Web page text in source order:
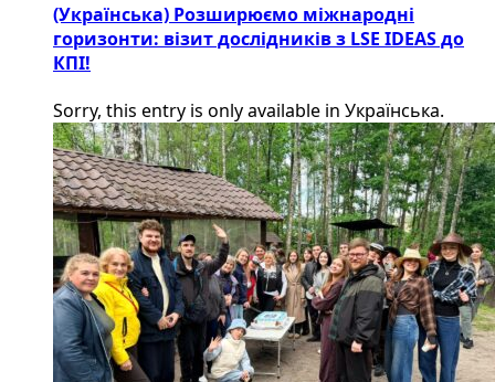
(Українська) Розширюємо міжнародні
горизонти: візит дослідників з LSE IDEAS до
КПІ!
Sorry, this entry is only available in Українська.